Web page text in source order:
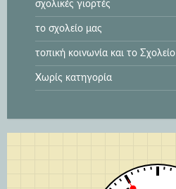
σχολικές γιορτές
το σχολείο μας
τοπική κοινωνία και το Σχολείο
Χωρίς κατηγορία